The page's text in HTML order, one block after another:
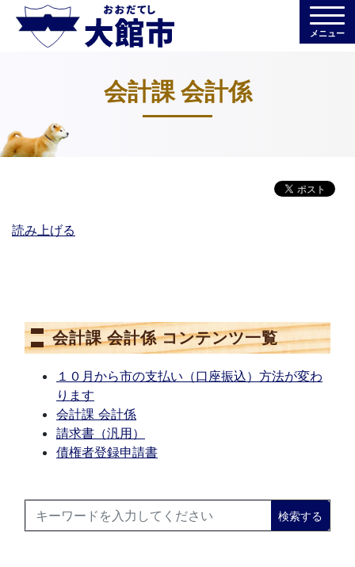
メニュー
会計課 会計係
読み上げる
会計課 会計係 コンテンツ一覧
１０月から市の支払い（口座振込）方法が変わ
ります
会計課 会計係
請求書（汎用）
債権者登録申請書
検索する